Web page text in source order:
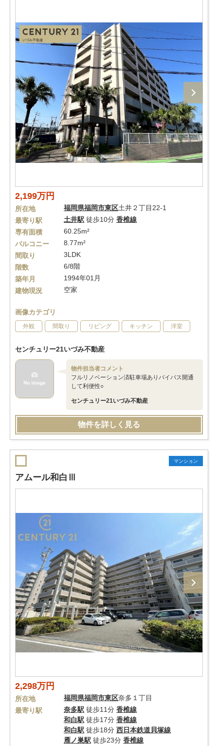
2,199万円
所在地 福岡県福岡市東区土井２丁目22-1
最寄り駅
土井駅 徒歩10分 香椎線
専有面積
60.25m²
バルコニー
8.77m²
間取り
3LDK
階数
6/8階
築年月
1994年01月
建物現況
空家
画像カテゴリ
外観 間取り リビング キッチン 洋室
センチュリー21いづみ不動産
物件担当者コメント
フルリノベーション済駐車場ありバイパス開通
して利便性○
センチュリー21いづみ不動産
物件を詳しく見る
マンション
アムール和白Ⅲ
2,298万円
所在地 福岡県福岡市東区奈多１丁目
最寄り駅
奈多駅 徒歩11分 香椎線
和白駅 徒歩17分 香椎線
和白駅 徒歩18分 西日本鉄道貝塚線
雁ノ巣駅 徒歩23分 香椎線